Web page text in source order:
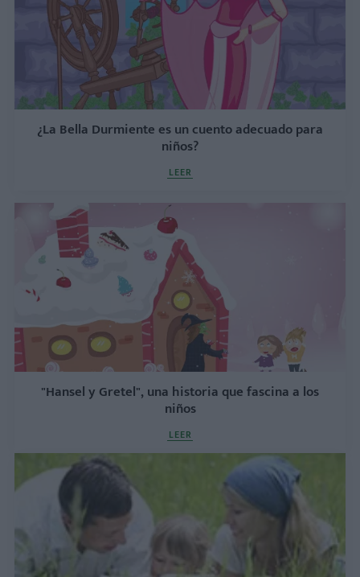
¿La Bella Durmiente es un cuento adecuado para
niños?
LEER
"Hansel y Gretel", una historia que fascina a los
niños
LEER